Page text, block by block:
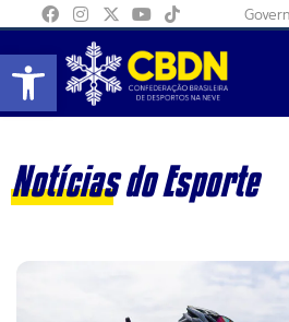
Abrir a barra de
Notícias do Esporte